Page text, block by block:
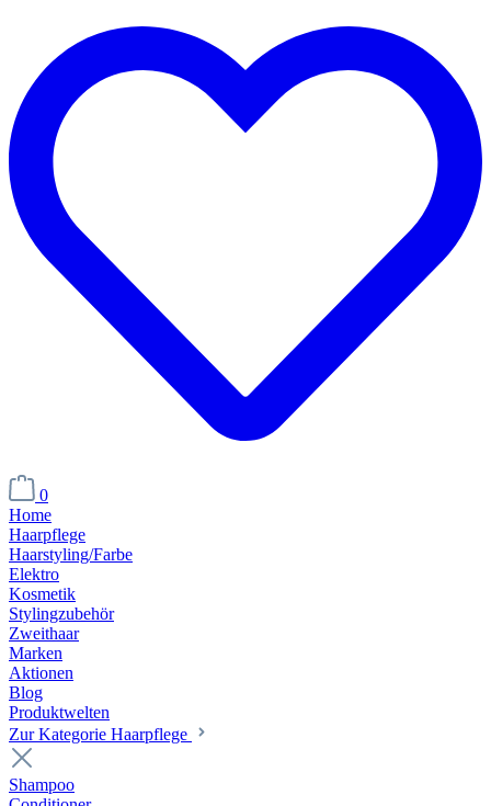
0
Home
Haarpflege
Haarstyling/Farbe
Elektro
Kosmetik
Stylingzubehör
Zweithaar
Marken
Aktionen
Blog
Produktwelten
Zur Kategorie Haarpflege
Shampoo